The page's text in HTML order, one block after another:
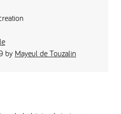
by Mayeul de Touzalin